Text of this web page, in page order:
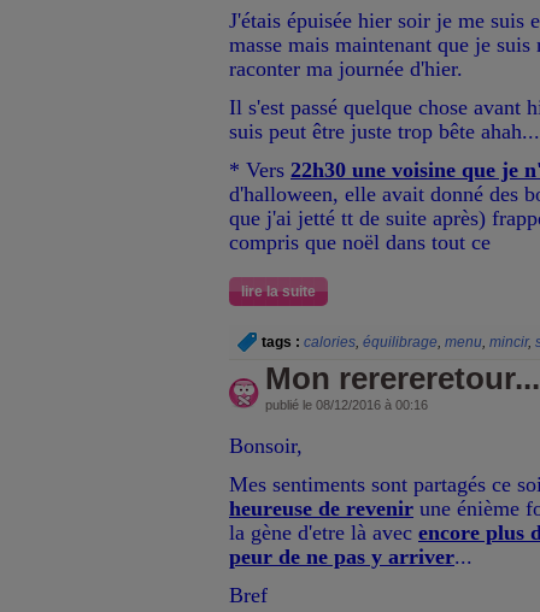
J'étais épuisée hier soir je me suis
masse mais maintenant que je
raconter ma journée d'hier.
Il s'est passé quelque chose avant
suis peut être juste trop bête ahah...
* Vers 22h30 une voisine que je
d'halloween, elle avait donné des
que j'ai jetté tt de suite après)
compris que noël dans tout ce
lire la suite
tags : calories, équilibrage, menu, mincir,
Mon
publié le 08/12/2016 à 00:16
Bonsoir,
Mes sentiments sont partagés ce
heureuse de revenir une énième
la gène d'etre là avec encore plus
peur de ne pas y arriver...
Bref